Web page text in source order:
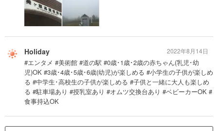
Holiday
#エンタメ #美術館 #道の駅 #0歳･1歳･2歳の赤ちゃん(乳児･幼
児)OK #3歳･4歳･5歳･6歳(幼児)が楽しめる #小学生の子供が楽しめ
る #中学生･高校生の子供が楽しめる #子供と一緒に大人も楽しめ
る #駐車場あり #授乳室あり #オムツ交換台あり #ベビーカーOK #
食事持込OK
2022年8月14日